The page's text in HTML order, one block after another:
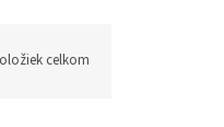
celkom